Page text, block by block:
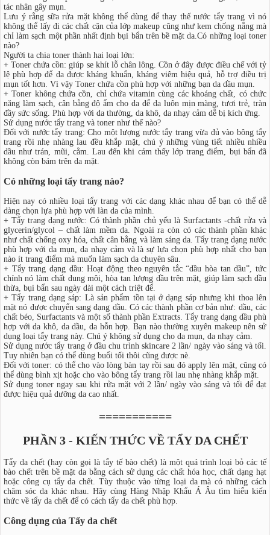
tác nhân gây mụn.
Lưu ý rằng sữa rửa mặt không thể dùng để thay thế nước tẩy trang vì nó
không thể lấy đi các chất cặn của lớp makeup cũng như kem chống nắng mà
chỉ làm sạch một phần nhất định bụi bẩn trên bề mặt da.Có những loại toner
nào?
Người ta chia toner thành hai loại lớn:
+ Toner chứa cồn: giúp se khít lỗ chân lông. Cồn ở đây được điều chế với tỷ
lệ phù hợp để da được kháng khuẩn, kháng viêm hiệu quả, hỗ trợ điều trị
mụn tốt hơn. Vì vậy Toner chứa cồn phù hợp với những bạn da dầu mụn.
+ Toner không chứa cồn, chỉ chứa vitamin cùng các khoáng chất, có chức
năng làm sạch, cân bằng độ ẩm cho da để da luôn mịn màng, tươi trẻ, tràn
đầy sức sống. Phù hợp với da thường, da khô, da nhạy cảm dễ bị kích ứng.
Sử dụng nước tẩy trang và toner như thế nào?
Đối với nước tẩy trang: Cho một lượng nước tẩy trang vừa đủ vào bông tẩy
trang rồi nhẹ nhàng lau đều khắp mặt, chú ý những vùng tiết nhiều nhiều
dầu như trán, mũi, cằm. Lau đến khi cảm thấy lớp trang điểm, bụi bẩn đã
không còn bám trên da mặt.
Có những loại tẩy trang nào?
Hiện nay có nhiều loại tẩy trang với các dạng khác nhau để bạn có thể dễ
dàng chọn lựa phù hợp với làn da của mình.
+ Tẩy trang dạng nước: Có thành phần chủ yếu là Surfactants -chất rửa và
glycerin/glycol – chất làm mềm da. Ngoài ra còn có các thành phần khác
như chất chống oxy hóa, chất cân bằng và làm sáng da. Tẩy trang dạng nước
phù hợp với da mụn, da nhạy cảm và là sự lựa chọn phù hợp nhất cho bạn
nào ít trang điểm mà muốn làm sạch da chuyên sâu.
+ Tẩy trang dạng dầu: Hoạt động theo nguyên tắc “dầu hòa tan dầu”, tức
chính nó làm chất dung môi, hòa tan lượng dầu trên mặt, giúp làm sạch dầu
thừa, bụi bẩn sau ngày dài một cách triệt để.
+ Tẩy trang dạng sáp: Là sản phẩm tồn tại ở dạng sáp nhưng khi thoa lên
mặt nó được chuyển sang dạng dầu. Có các thành phần cơ bản như: dầu, các
chất béo, Surfactants và một số thành phần Extracts. Tẩy trang dạng dầu phù
hợp với da khô, da dầu, da hỗn hợp. Bạn nào thường xuyên makeup nên sử
dụng loại tẩy trang này. Chú ý không sử dụng cho da mụn, da nhạy cảm.
Sử dụng nước tẩy trang ở đầu chu trình skincare 2 lần/ ngày vào sáng và tối.
Tuy nhiên bạn có thể dùng buổi tối thôi cũng được nè.
Đối với toner: có thể cho vào lòng bàn tay rồi sau đó apply lên mặt, cũng có
thể dùng bình xịt hoặc cho vào bông tẩy trang rồi lau nhẹ nhàng khắp mặt.
Sử dụng toner ngay sau khi rửa mặt với 2 lần/ ngày vào sáng và tối để đạt
được hiệu quả dưỡng da cao nhất.
===========
PHẦN 3 - KIẾN THỨC VỀ TẨY DA CHẾT
Tẩy da chết (hay còn gọi là tẩy tế bào chết) là một quá trình loại bỏ các tế
bào chết trên bề mặt da bằng cách sử dụng các chất hóa học, chất dạng hạt
hoặc công cụ tẩy da chết. Tùy thuộc vào từng loại da mà có những cách
chăm sóc da khác nhau. Hãy cùng Hàng Nhập Khẩu Á Âu tìm hiểu kiến
thức về tẩy da chết để có cách tẩy da chết phù hợp.
Công dụng của Tẩy da chết